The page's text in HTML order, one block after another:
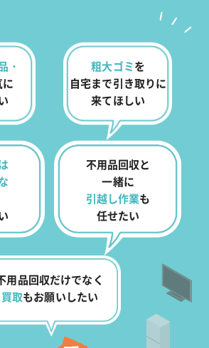
・
粗大ゴミを
自宅まで引き取りに
来てほしい
不用品回収と
一緒に
引越し作業も
任せたい
用品回収だけでなく
買取もお願いしたい